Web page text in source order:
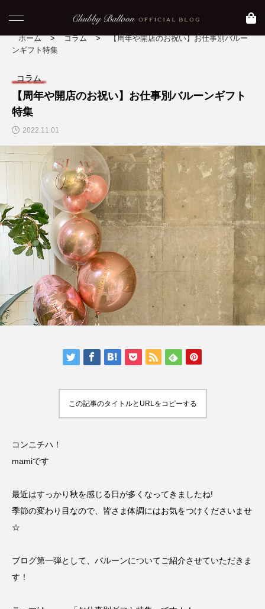
NEW POST
コラム
【 おすすめ映画】元
気になりたい時に観た
YUME
2022.11.01
【大阪 大正区】Asam
iのおすすめグルメ
ASAMI
2022.10.07
検索する
TAG LIST
header Image inner
interior
picture portfolio speed tag
ホーム > コラム >
【周年や開店のお祝い】お仕事別バルー
ンギフト特集
コラム
【周年や開店のお祝い】お仕事別バルーンギフト
特集
2022.11.01
この記事のタイトルとURLをコピーする
コンニチハ！
mamiです
最近はすっかり秋を感じる日が多くなってきましたね!
季節の変わり目なので、皆さま体調にはお気をつけくださいませ
☆
ブログ第一弾として、バルーンについてご紹介させていただきま
す！